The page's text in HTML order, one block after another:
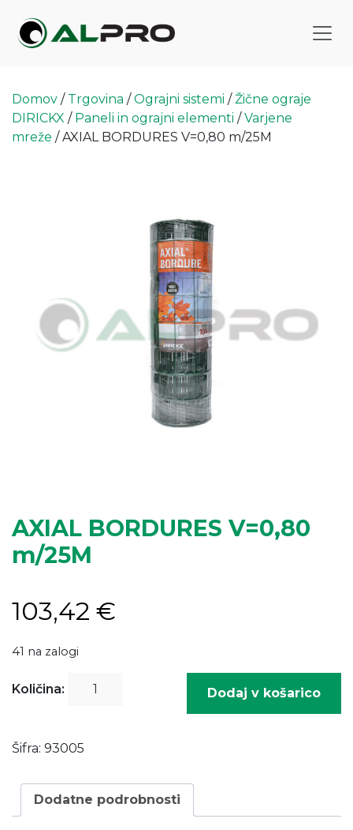
Domov / Trgovina /Ograjni sistemi /Žične ograje
DIRICKX / Paneli in ograjni elementi /Varjene
mreže / AXIAL BORDURES V=0,80 m/25M
AXIAL BORDURES V=0,80
m/25M
103,42 €
41 na zalogi
Količina:
AXIAL
količina
Dodaj v košarico
Šifra: 93005
Dodatne podrobnosti